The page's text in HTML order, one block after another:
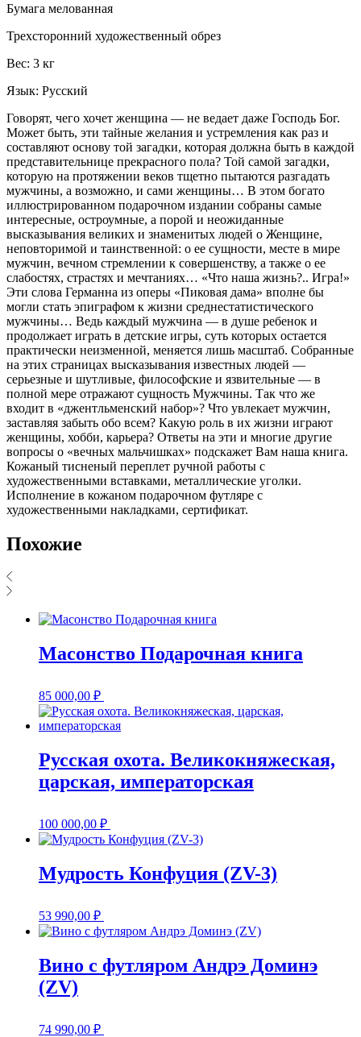
Бумага мелованная
Трехсторонний художественный обрез
Вес: 3 кг
Язык: Русский
Говорят, чего хочет женщина — не ведает даже Господь Бог.
Может быть, эти тайные желания и устремления как раз и
составляют основу той загадки, которая должна быть в каждой
представительнице прекрасного пола? Той самой загадки,
которую на протяжении веков тщетно пытаются разгадать
мужчины, а возможно, и сами женщины… В этом богато
иллюстрированном подарочном издании собраны самые
интересные, остроумные, а порой и неожиданные
высказывания великих и знаменитых людей о Женщине,
неповторимой и таинственной: о ее сущности, месте в мире
мужчин, вечном стремлении к совершенству, а также о ее
слабостях, страстях и мечтаниях… «Что наша жизнь?.. Игра!»
Эти слова Германна из оперы «Пиковая дама» вполне бы
могли стать эпиграфом к жизни среднестатистического
мужчины… Ведь каждый мужчина — в душе ребенок и
продолжает играть в детские игры, суть которых остается
практически неизменной, меняется лишь масштаб. Собранные
на этих страницах высказывания известных людей —
серьезные и шутливые, философские и язвительные — в
полной мере отражают сущность Мужчины. Так что же
входит в «джентльменский набор»? Что увлекает мужчин,
заставляя забыть обо всем? Какую роль в их жизни играют
женщины, хобби, карьера? Ответы на эти и многие другие
вопросы о «вечных мальчишках» подскажет Вам наша книга.
Кожаный тисненый переплет ручной работы с
художественными вставками, металлические уголки.
Исполнение в кожаном подарочном футляре с
художественными накладками, сертификат.
Похожие
Масонство Подарочная книга
85 000,00 ₽
Русская охота. Великокняжеская,
царская, императорская
100 000,00 ₽
Мудрость Конфуция (ZV-3)
53 990,00 ₽
Вино с футляром Андрэ Доминэ
(ZV)
74 990,00 ₽